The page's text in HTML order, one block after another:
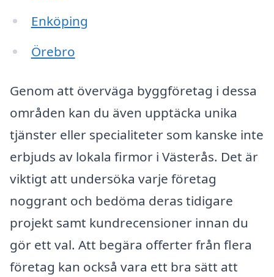
Enköping
Örebro
Genom att överväga byggföretag i dessa
områden kan du även upptäcka unika
tjänster eller specialiteter som kanske inte
erbjuds av lokala firmor i Västerås. Det är
viktigt att undersöka varje företag
noggrant och bedöma deras tidigare
projekt samt kundrecensioner innan du
gör ett val. Att begära offerter från flera
företag kan också vara ett bra sätt att